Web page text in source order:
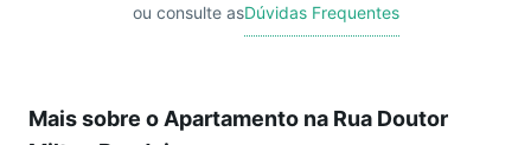
ou consulte asDúvidas Frequentes
Mais sobre o Apartamento na Rua Doutor